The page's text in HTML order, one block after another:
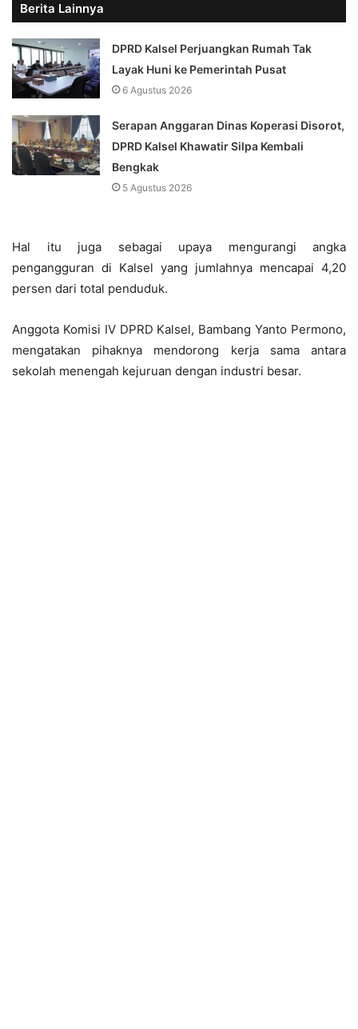
Berita Lainnya
DPRD Kalsel Perjuangkan Rumah Tak
Layak Huni ke Pemerintah Pusat
6 Agustus 2026
Serapan Anggaran Dinas Koperasi Disorot,
DPRD Kalsel Khawatir Silpa Kembali
Bengkak
5 Agustus 2026
Hal itu juga sebagai upaya mengurangi angka
pengangguran di Kalsel yang jumlahnya mencapai 4,20
persen dari total penduduk.
Anggota Komisi IV DPRD Kalsel, Bambang Yanto Permono,
mengatakan pihaknya mendorong kerja sama antara
sekolah menengah kejuruan dengan industri besar.